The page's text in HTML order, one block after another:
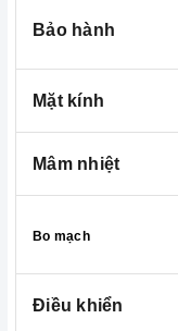
khiển)
- Chức năng cảnh
- Chức năng cảnh
Bảo hành
Mặt kính
Mâm nhiệt
Bo mạch
Điều khiển